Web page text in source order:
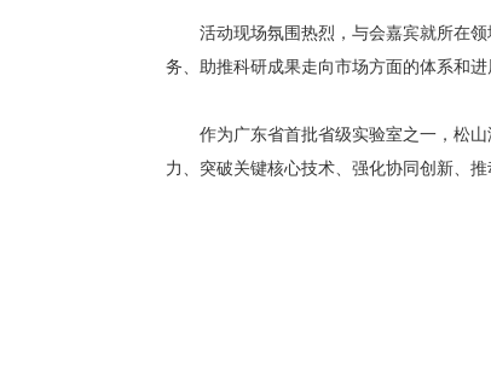
活动现场氛围热烈，与会嘉宾就所在领
务、助推科研成果走向市场方面的体系和
作为广东省首批省级实验室之一，松山
力、突破关键核心技术、强化协同创新、